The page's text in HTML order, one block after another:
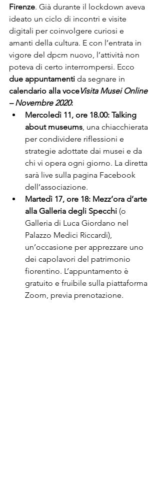
Firenze. Già durante il lockdown aveva
ideato un ciclo di incontri e visite
digitali per coinvolgere curiosi e
amanti della cultura. E con l’entrata in
vigore del dpcm nuovo, l’attività non
poteva di certo interrompersi. Ecco
due appuntamenti da segnare in
calendario alla voceVisita Musei Online
– Novembre 2020:
Mercoledì 11, ore 18.00: Talking
about museums, una chiacchierata
per condividere riflessioni e
strategie adottate dai musei e da
chi vi opera ogni giorno. La diretta
sarà live sulla pagina Facebook
dell’associazione.
Martedì 17, ore 18: Mezz’ora d’arte
alla Galleria degli Specchi (o
Galleria di Luca Giordano nel
Palazzo Medici Riccardi),
un’occasione per apprezzare uno
dei capolavori del patrimonio
fiorentino. L’appuntamento è
gratuito e fruibile sulla piattaforma
Zoom, previa prenotazione.